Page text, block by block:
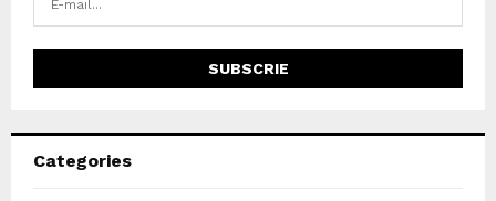
Categories